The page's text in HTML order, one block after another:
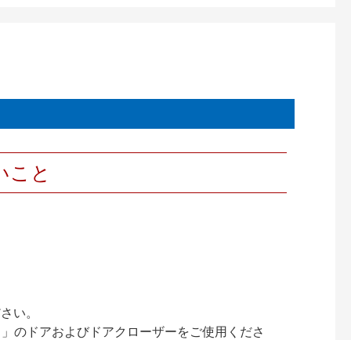
こと
い。
のドアおよびドアクローザーをご使用くださ